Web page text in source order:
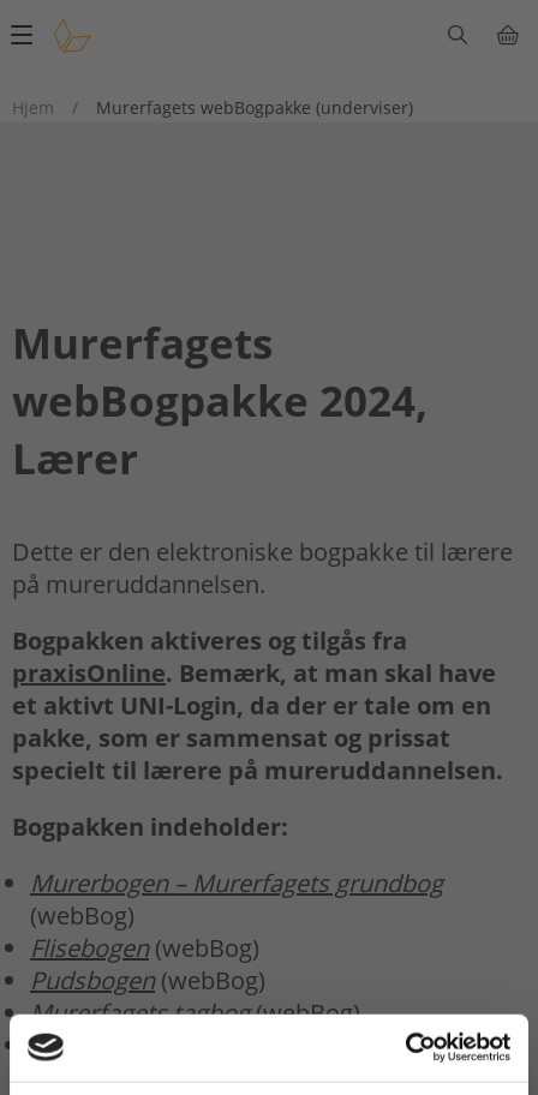
Main
Hjem
/ Murerfagets webBogpakke (underviser)
Murerfagets
webBogpakke 2024,
Lærer
Dette er den elektroniske bogpakke til lærere
på mureruddannelsen.
Bogpakken aktiveres og tilgås fra
praxisOnline. Bemærk, at man skal have
et aktivt UNI-Login, da der er tale om en
pakke, som er sammensat og prissat
specielt til lærere på mureruddannelsen.
Bogpakken indeholder:
Murerbogen – Murerfagets grundbog
(webBog)
Flisebogen(webBog)
Pudsbogen(webBog)
Murerfagets tagbog(webBog)
Link til
Håndbogen – arbejdsmiljø i bygge og
anlæg